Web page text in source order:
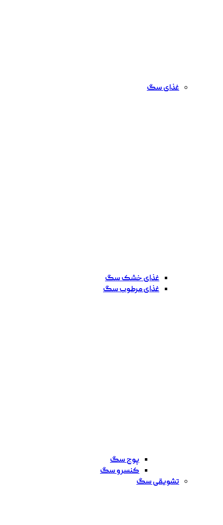
غذای سگ
غذای خشک سگ
غذای مرطوب سگ
پوچ سگ
کنسرو سگ
تشویقی سگ